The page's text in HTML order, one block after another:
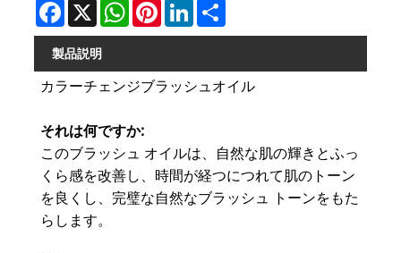
Facebook
X WhatsAppPinterestLinkedInShare
製品説明
カラーチェンジブラッシュオイル
それは何ですか:
このブラッシュ オイルは、自然な肌の輝きとふっ
くら感を改善し、時間が経つにつれて肌のトーン
を良くし、完璧な自然なブラッシュ トーンをもた
らします。